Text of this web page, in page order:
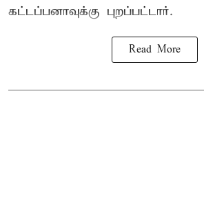
கட்டப்பனாவுக்கு புறப்பட்டார்.
Read More